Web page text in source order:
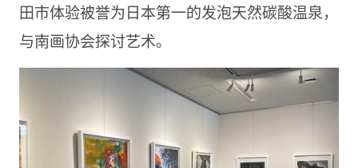
田市体验被誉为日本第一的发泡天然碳酸温泉，
与南画协会探讨艺术。